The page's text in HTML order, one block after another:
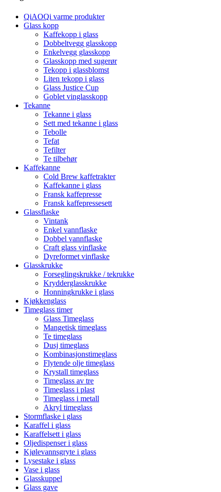
QiAOQi varme produkter
Glass kopp
Kaffekopp i glass
Dobbeltvegg glasskopp
Enkelvegg glasskopp
Glasskopp med sugerør
Tekopp i glassblomst
Liten tekopp i glass
Glass Justice Cup
Goblet vinglasskopp
Tekanne
Tekanne i glass
Sett med tekanne i glass
Tebolle
Tefat
Tefilter
Te tilbehør
Kaffekanne
Cold Brew kaffetrakter
Kaffekanne i glass
Fransk kaffepresse
Fransk kaffepressesett
Glassflaske
Vintank
Enkel vannflaske
Dobbel vannflaske
Craft glass vinflaske
Dyreformet vinflaske
Glasskrukke
Forseglingskrukke / tekrukke
Krydderglasskrukke
Honningkrukke i glass
Kjøkkenglass
Timeglass timer
Glass Timeglass
Mangetisk timeglass
Te timeglass
Dusj timeglass
Kombinasjonstimeglass
Flytende olje timeglass
Krystall timeglass
Timeglass av tre
Timeglass i plast
Timeglass i metall
Akryl timeglass
Stormflaske i glass
Karaffel i glass
Karaffelsett i glass
Oljedispenser i glass
Kjølevannsgryte i glass
Lysestake i glass
Vase i glass
Glasskuppel
Glass gave